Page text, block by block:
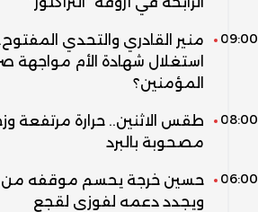
09:00
منير القادري والتحدي
استغلال شهادة الأم مواجهة
المؤمنين؟
08:00
طقس الاثنين.. حرارة مرتفعة
مصحوبة بالبرد
06:00
حسين خرجة يحسم موقفه من
ويجدد دعمه لفوزي لقجع